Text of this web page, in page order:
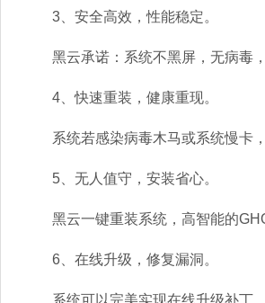
3、安全高效，性能稳定。
黑云承诺：系统不黑屏，无病毒，
4、快速重装，健康重现。
系统若感染病毒木马或系统慢卡，
5、无人值守，安装省心。
黑云一键重装系统，高智能的
6、在线升级，修复漏洞。
系统可以完美实现在线升级补丁，